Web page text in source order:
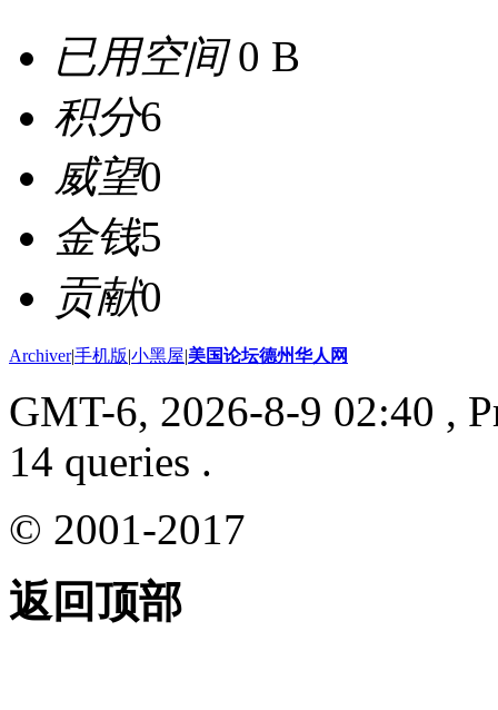
已用空间0 B
积分6
威望0
金钱5
贡献0
Archiver|手机版|小黑屋|美国论坛德州华人网
GMT-6, 2026-8-9 02:40 ,
14 queries .
© 2001-2017
返回顶部